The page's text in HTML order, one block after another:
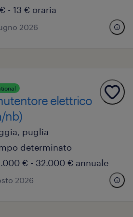
€ - 13 € oraria
2026
elettrico
nb)
puglia
determinato
€ - 32.000 € annuale
2026